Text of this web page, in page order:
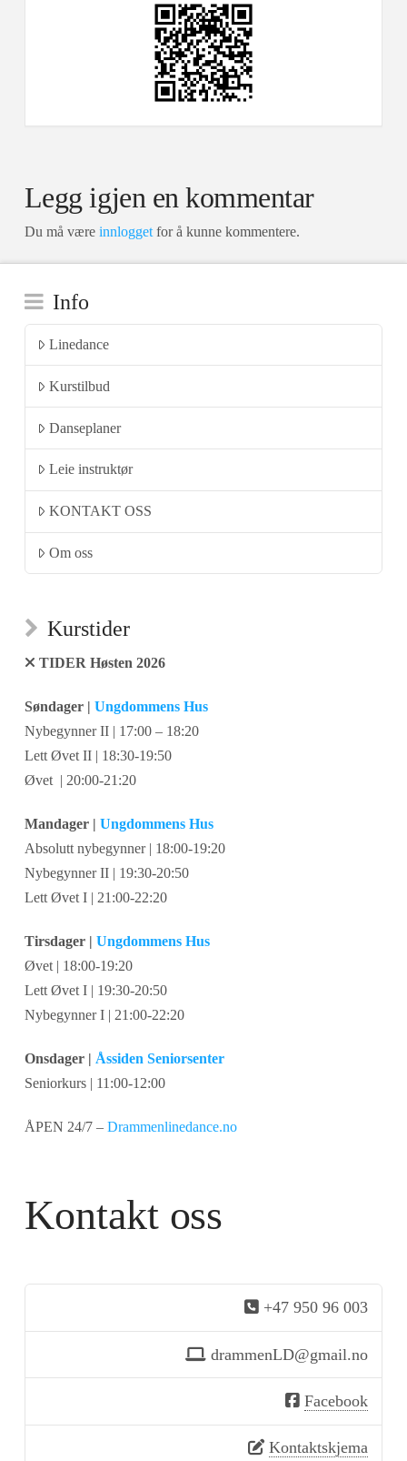
Legg igjen en kommentar
Du må være innloggetfor å kunne kommentere.
Info
Linedance
Kurstilbud
Danseplaner
Leie instruktør
KONTAKT OSS
Om oss
Kurstider
TIDER Høsten 2026
Søndager | Ungdommens Hus
Nybegynner II | 17:00 – 18:20
Lett Øvet II | 18:30-19:50
Øvet | 20:00-21:20
Mandager | Ungdommens Hus
Absolutt nybegynner | 18:00-19:20
Nybegynner II | 19:30-20:50
Lett Øvet I | 21:00-22:20
Tirsdager | Ungdommens Hus
Øvet | 18:00-19:20
Lett Øvet I | 19:30-20:50
Nybegynner I | 21:00-22:20
Onsdager | Åssiden Seniorsenter
Seniorkurs | 11:00-12:00
ÅPEN 24/7 – Drammenlinedance.no
Kontakt oss
+47 950 96 003
drammenLD@gmail.no
Facebook
Kontaktskjema